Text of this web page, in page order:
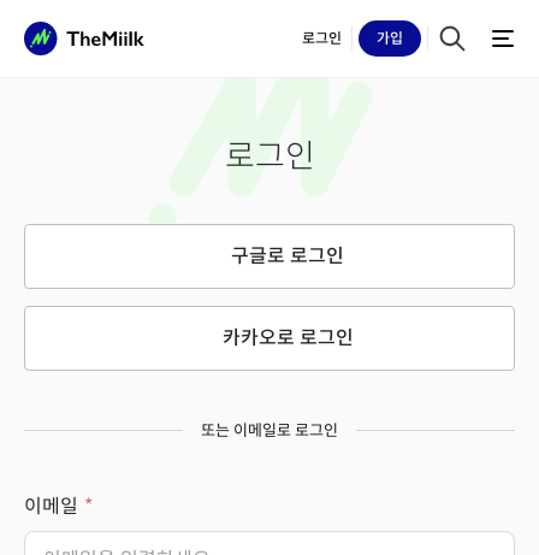
로그인 가입
로그인
구글로 로그인
카카오로 로그인
또는 이메일로 로그인
이메일